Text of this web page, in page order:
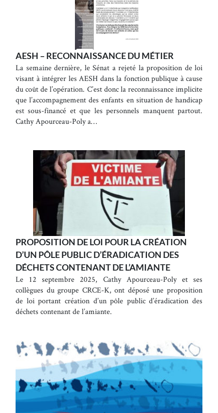
AESH – RECONNAISSANCE DU MÉTIER
La semaine dernière, le Sénat a rejeté la proposition de loi
visant à intégrer les AESH dans la fonction publique à cause
du coût de l’opération. C’est donc la reconnaissance implicite
que l’accompagnement des enfants en situation de handicap
est sous-financé et que les personnels manquent partout.
Cathy Apourceau-Poly a…
PROPOSITION DE LOI POUR LA CRÉATION
D’UN PÔLE PUBLIC D’ÉRADICATION DES
DÉCHETS CONTENANT DE L’AMIANTE
Le 12 septembre 2025, Cathy Apourceau-Poly et ses
collègues du groupe CRCE-K, ont déposé une proposition
de loi portant création d’un pôle public d’éradication des
déchets contenant de l’amiante.